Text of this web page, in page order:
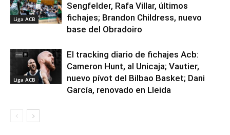
Liga ACB
Sengfelder, Rafa Villar, últimos
fichajes; Brandon Childress, nuevo
base del Obradoiro
Liga ACB
El tracking diario de fichajes Acb:
Cameron Hunt, al Unicaja; Vautier,
nuevo pívot del Bilbao Basket; Dani
García, renovado en Lleida